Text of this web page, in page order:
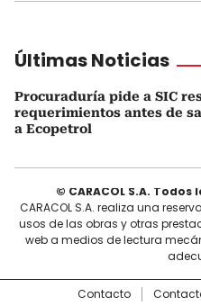
Últimas Noticias
Procuraduría pide a SIC
requerimientos antes de
a Ecopetrol
© CARACOL S.A.
CARACOL S.A. realiza una
usos de las obras y otras
web a medios de lectura
Contacto